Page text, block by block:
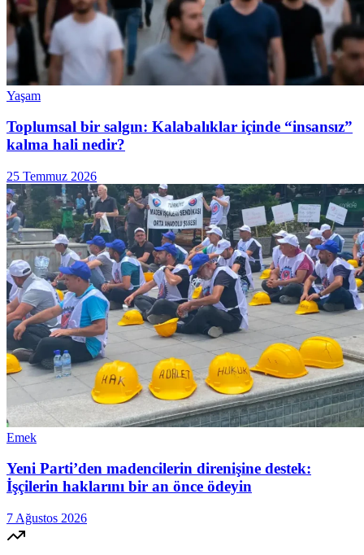
Yaşam
Toplumsal bir salgın: Kalabalıklar içinde “insansız”
kalma hali nedir?
25 Temmuz 2026
Emek
Yeni Parti’den madencilerin direnişine destek:
İşçilerin haklarını bir an önce ödeyin
7 Ağustos 2026